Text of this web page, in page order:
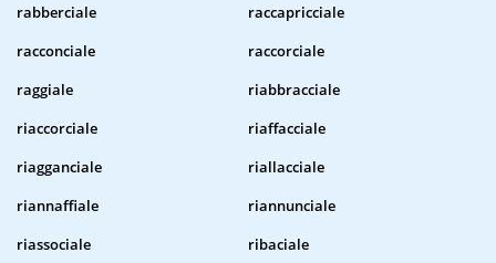
rabberciale
raccapricciale
racconciale
raccorciale
raggiale
riabbracciale
riaccorciale
riaffacciale
riagganciale
riallacciale
riannaffiale
riannunciale
riassociale
ribaciale